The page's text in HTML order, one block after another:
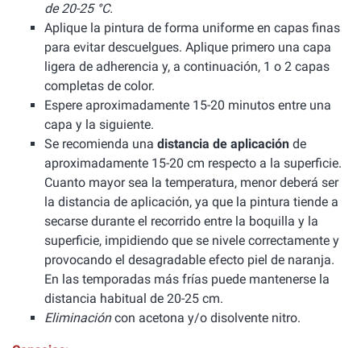
de 20-25 °C.
Aplique la pintura de forma uniforme en capas finas
para evitar descuelgues. Aplique primero una capa
ligera de adherencia y, a continuación, 1 o 2 capas
completas de color.
Espere aproximadamente 15-20 minutos entre una
capa y la siguiente.
Se recomienda una distancia de aplicación de
aproximadamente 15-20 cm respecto a la superficie.
Cuanto mayor sea la temperatura, menor deberá ser
la distancia de aplicación, ya que la pintura tiende a
secarse durante el recorrido entre la boquilla y la
superficie, impidiendo que se nivele correctamente y
provocando el desagradable efecto piel de naranja.
En las temporadas más frías puede mantenerse la
distancia habitual de 20-25 cm.
Eliminacióncon acetona y/o disolvente nitro.